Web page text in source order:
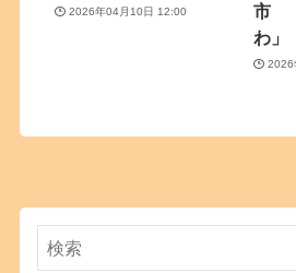
2026年04月10日 12:00
市
わ」
2026